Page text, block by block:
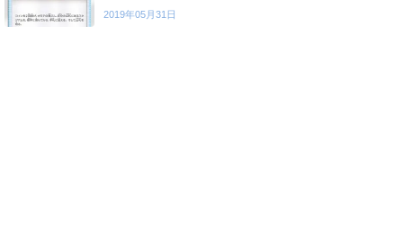
2019年05月31日